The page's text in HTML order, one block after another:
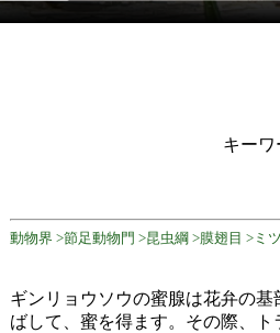
キーワ
動物界 >節足動物門 >昆虫綱 >膜翅目 >ミ
ギンリョウソウの蜜腺は花弁の
ばして、蜜を得ます。その際、ト